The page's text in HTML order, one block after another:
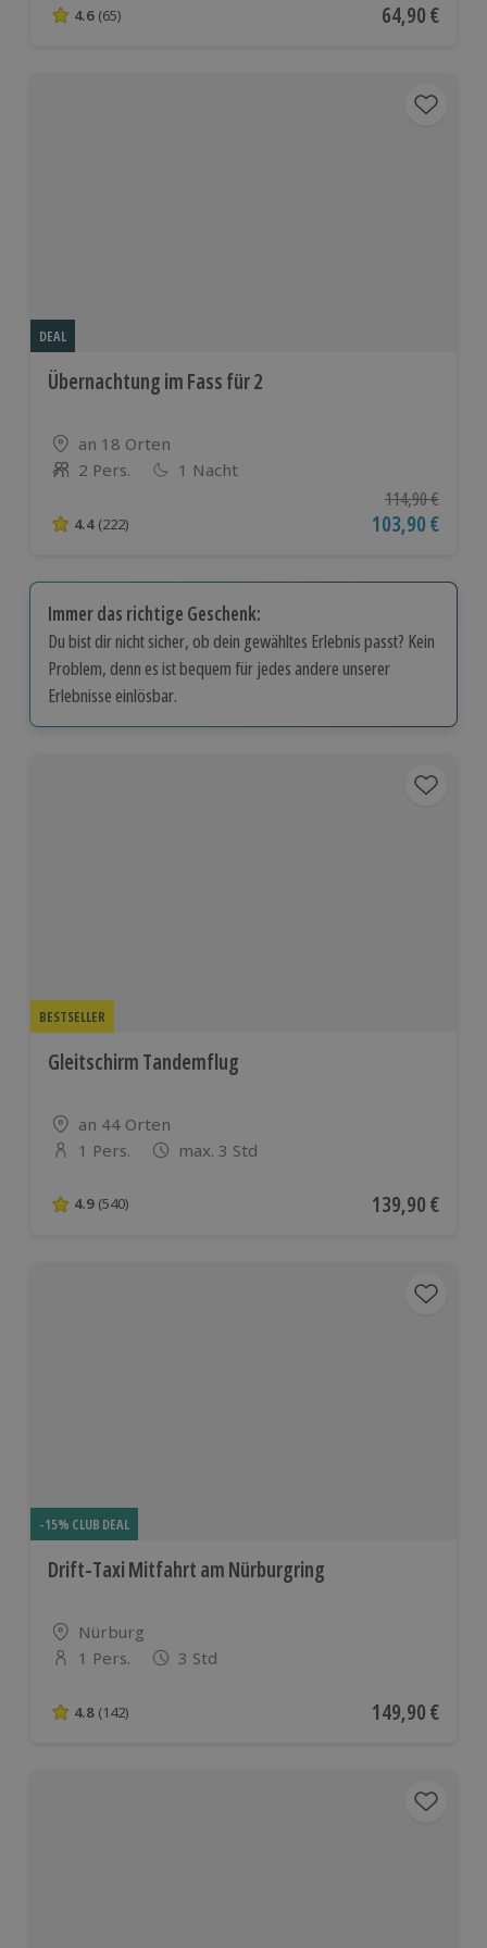
4.6 von 5 Sternen basierend auf 65 Bewertungen
4.6 (65) Aktueller
64,90 €
DEAL
Übernachtung im Fass für 2
Standort
an 18 Orten
Anzahl der Teilnehmer
2 Pers. 1 Nacht
4.4 von 5 Sternen basierend auf 222 Bewertungen
4.4 (222)
Ursprünglicher
114,90 €
Aktueller Preis
103,90 €
Immer das richtige Geschenk:
Du bist dir nicht sicher, ob dein gewähltes Erlebnis passt? Kein
Problem, denn es ist bequem für jedes andere unserer
Erlebnisse einlösbar.
BESTSELLER
Gleitschirm Tandemflug
Standort
an 44 Orten
Anzahl der Teilnehmer
1 Pers. max. 3 Std
4.9 von 5 Sternen basierend auf 540 Bewertungen
4.9 (540) Aktueller Preis
139,90 €
-15% CLUB DEAL
Drift-Taxi Mitfahrt am Nürburgring
Standort
Nürburg
Anzahl der Teilnehmer
1 Pers. 3 Std
4.8 von 5 Sternen basierend auf 142 Bewertungen
4.8 (142) Aktueller Preis
149,90 €